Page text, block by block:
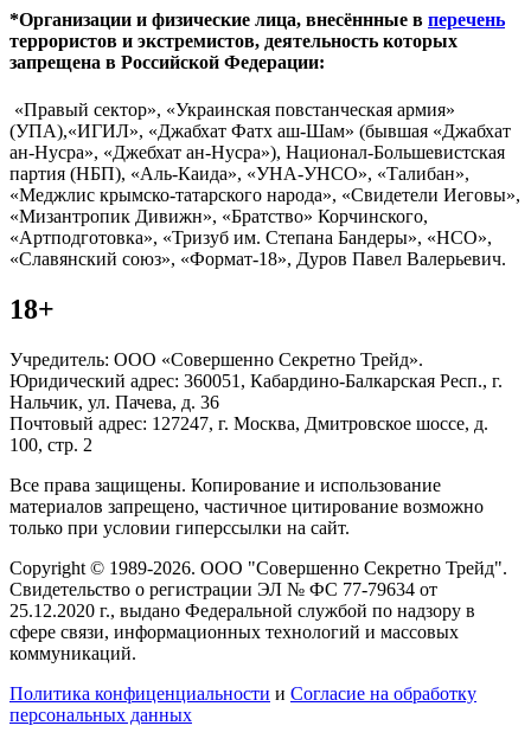
*Организации и физические лица, внесённные в перечень
террористов и экстремистов, деятельность которых
запрещена в Российской Федерации:
«Правый сектор», «Украинская повстанческая армия»
(УПА),«ИГИЛ», «Джабхат Фатх аш-Шам» (бывшая «Джабхат
ан-Нусра», «Джебхат ан-Нусра»), Национал-Большевистская
партия (НБП), «Аль-Каида», «УНА-УНСО», «Талибан»,
«Меджлис крымско-татарского народа», «Свидетели Иеговы»,
«Мизантропик Дивижн», «Братство» Корчинского,
«Артподготовка», «Тризуб им. Степана Бандеры», «НСО»,
«Славянский союз», «Формат-18», Дуров Павел Валерьевич.
18+
Учредитель: ООО «Совершенно Секретно Трейд».
Юридический адрес: 360051, Кабардино-Балкарская Респ., г.
Нальчик, ул. Пачева, д. 36
Почтовый адрес: 127247, г. Москва, Дмитровское шоссе, д.
100, стр. 2
Все права защищены. Копирование и использование
материалов запрещено, частичное цитирование возможно
только при условии гиперссылки на сайт.
Copyright © 1989-2026. ООО "Совершенно Секретно Трейд".
Свидетельство о регистрации ЭЛ № ФС 77-79634 от
25.12.2020 г., выдано Федеральной службой по надзору в
сфере связи, информационных технологий и массовых
коммуникаций.
Политика конфиценциальности и Согласие на обработку
персональных данных